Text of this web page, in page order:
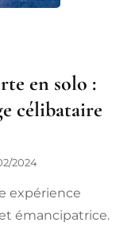
en solo :
célibataire
2024
expérience
émancipatrice.